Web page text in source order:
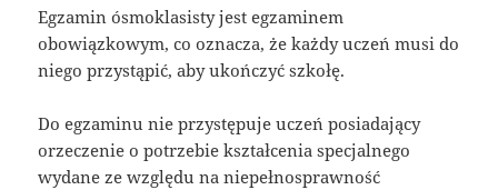
Egzamin ósmoklasisty jest egzaminem
obowiązkowym, co oznacza, że każdy uczeń musi do
niego przystąpić, aby ukończyć szkołę.
Do egzaminu nie przystępuje uczeń posiadający
orzeczenie o potrzebie kształcenia specjalnego
wydane ze względu na niepełnosprawność